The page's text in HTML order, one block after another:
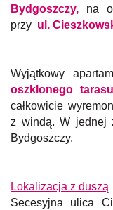
Bydgoszczy, na
przy ul.
Wyjątkowy
oszklonego
całkowicie
z windą. W jednej
Bydgoszczy.
Lokalizacja z duszą
Secesyjna ulica